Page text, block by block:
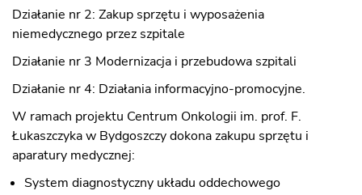
Działanie nr 2: Zakup sprzętu i wyposażenia
niemedycznego przez szpitale
Działanie nr 3 Modernizacja i przebudowa szpitali
Działanie nr 4: Działania informacyjno-promocyjne.
W ramach projektu Centrum Onkologii im. prof. F.
Łukaszczyka w Bydgoszczy dokona zakupu sprzętu i
aparatury medycznej:
System diagnostyczny układu oddechowego